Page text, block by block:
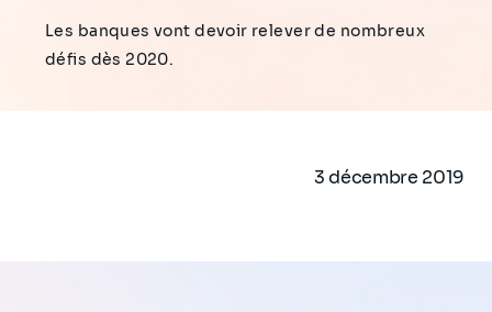
Les banques vont devoir relever de nombreux
défis dès 2020.
3 décembre 2019